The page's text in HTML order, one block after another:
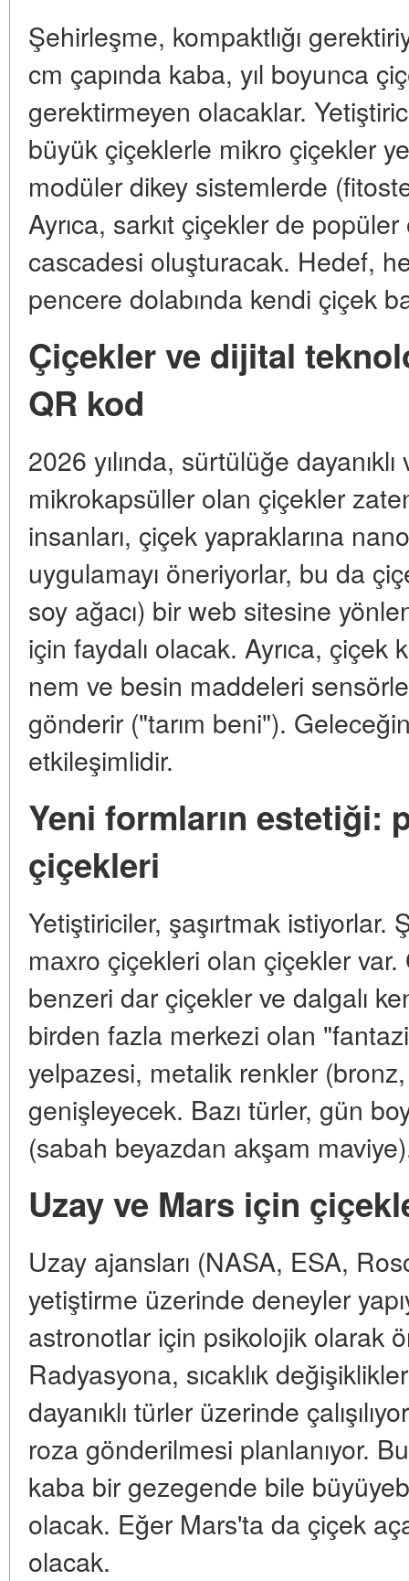
Şehirleşme, kompaktlığı
cm çapında kaba, yıl boyunca
gerektirmeyen olacaklar.
büyük çiçeklerle mikro çiçekler
modüler dikey sistemlerde
Ayrıca, sarkıt çiçekler de
cascadesi oluşturacak. Hedef,
pencere dolabında kendi çiçek
Çiçekler ve dijital
QR kod
2026 yılında, sürtülüğe
mikrokapsüller olan çiçekler
insanları, çiçek yapraklarına
uygulamayı öneriyorlar, bu da
soy ağacı) bir web sitesine
için faydalı olacak. Ayrıca,
nem ve besin maddeleri
gönderir ("tarım beni").
etkileşimlidir.
Yeni formların estetiği:
çiçekleri
Yetiştiriciler, şaşırtmak istiyorlar.
mахro çiçekleri olan çiçekler
benzeri dar çiçekler ve dalgalı
birden fazla merkezi olan
yelpazesi, metalik renkler
genişleyecek. Bazı türler, gün
(sabah beyazdan akşam
Uzay ve Mars için
Uzay ajansları (NASA, ESA,
yetiştirme üzerinde deneyler
astronotlar için psikolojik olarak
Radyasyona, sıcaklık
dayanıklı türler üzerinde
roza gönderilmesi planlanıyor.
kaba bir gezegende bile
olacak. Eğer Mars'ta da çiçek
olacak.